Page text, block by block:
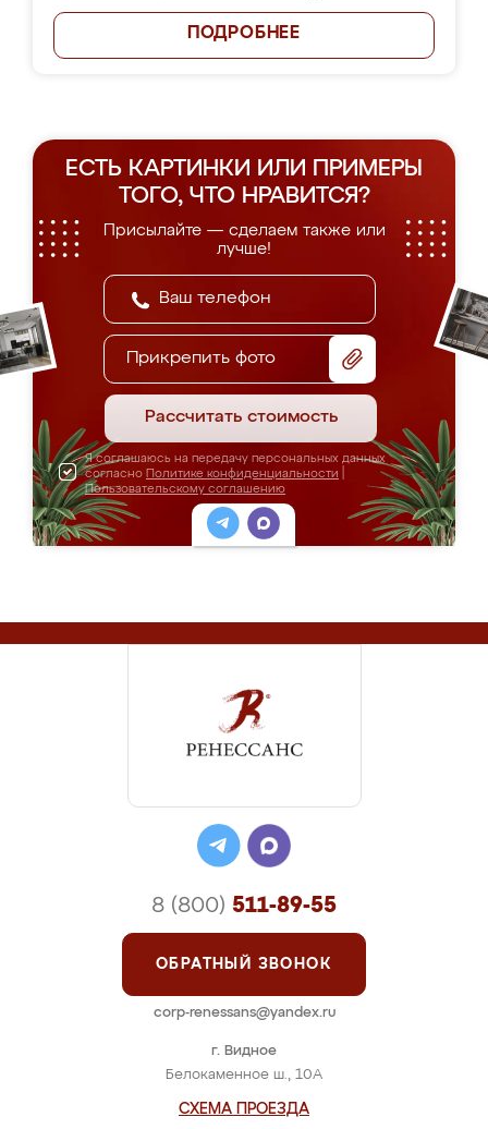
ПОДРОБНЕЕ
ЕСТЬ КАРТИНКИ ИЛИ ПРИМЕРЫ
ТОГО, ЧТО НРАВИТСЯ?
Присылайте — сделаем также или
лучше!
Прикрепить фото
Рассчитать стоимость
Я соглашаюсь на передачу персональных данных
согласно Политике конфиденциальности
Пользовательскому соглашению
г. Видное
Белокаменное ш., 10А
СХЕМА ПРОЕЗДА
8 (800) 511-89-55
ОБРАТНЫЙ ЗВОНОК
corp-renessans@yandex.ru